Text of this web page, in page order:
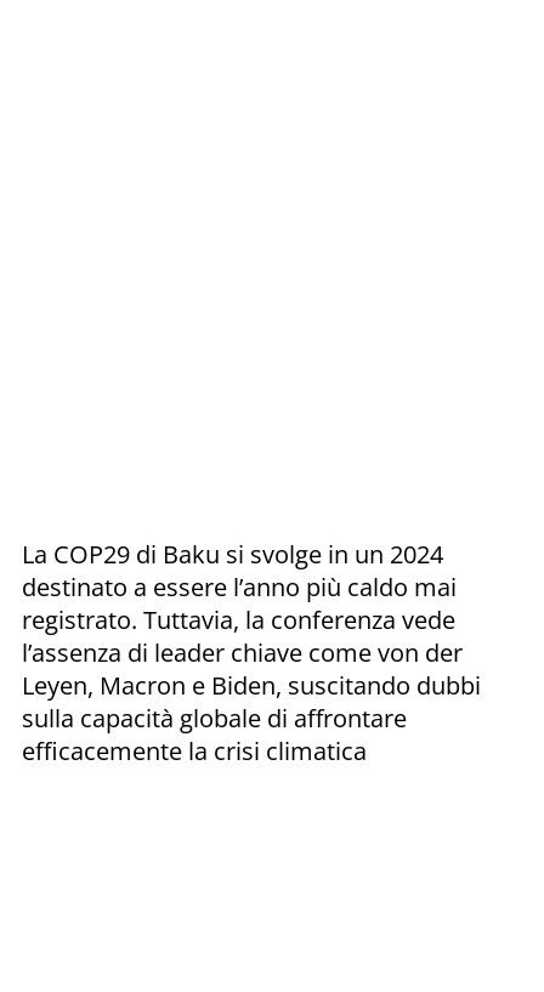
La COP29 di Baku si svolge in un 2024
destinato a essere l’anno più caldo mai
registrato. Tuttavia, la conferenza vede
l’assenza di leader chiave come von der
Leyen, Macron e Biden, suscitando dubbi
sulla capacità globale di affrontare
efficacemente la crisi climatica